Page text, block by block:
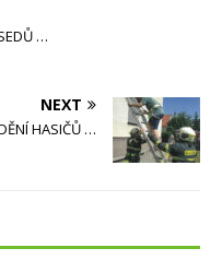
…
NEXT
HASIČŮ …